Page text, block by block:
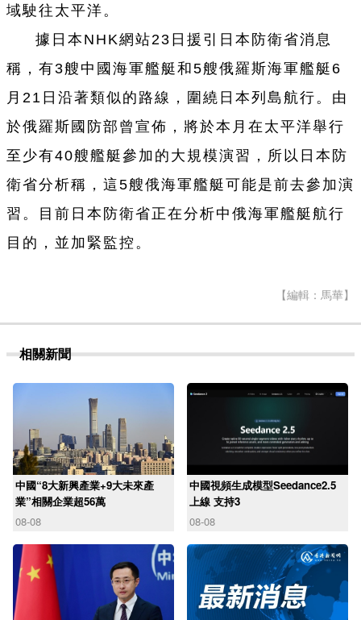
域駛往太平洋。
據日本NHK網站23日援引日本防衛省消息
稱，有3艘中國海軍艦艇和5艘俄羅斯海軍艦艇6
月21日沿著類似的路線，圍繞日本列島航行。由
於俄羅斯國防部曾宣佈，將於本月在太平洋舉行
至少有40艘艦艇參加的大規模演習，所以日本防
衛省分析稱，這5艘俄海軍艦艇可能是前去參加演
習。目前日本防衛省正在分析中俄海軍艦艇航行
目的，並加緊監控。
【編輯：馬華】
相關新聞
中國“8大新興產業+9大未來產
業”相關企業超56萬
08-08
中國視頻生成模型Seedance2.5
上線 支持3
08-08